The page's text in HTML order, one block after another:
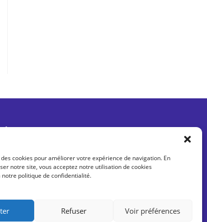
cookies pour améliorer votre expérience de navigation. En
notre site, vous acceptez notre utilisation de cookies
politique de confidentialité.
Refuser Voir préférences